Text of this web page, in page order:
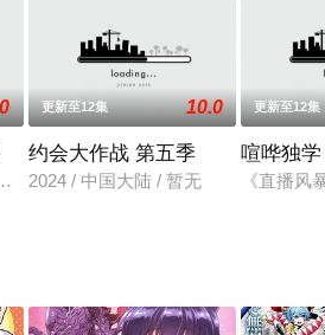
预备——」「「高中生广播～！」」
更新至12集 10.0
约会大作战 第五季
2024 / 中国大陆 / 暂无
更新至12集
喧哗独学
《直播风